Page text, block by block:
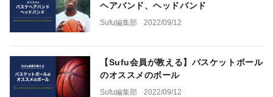
ヘアバンド、ヘッドバンド
Sufu編集部 2022/09/12
【Sufu会員が教える】バスケットボール
のオススメのボール
Sufu編集部 2022/09/12